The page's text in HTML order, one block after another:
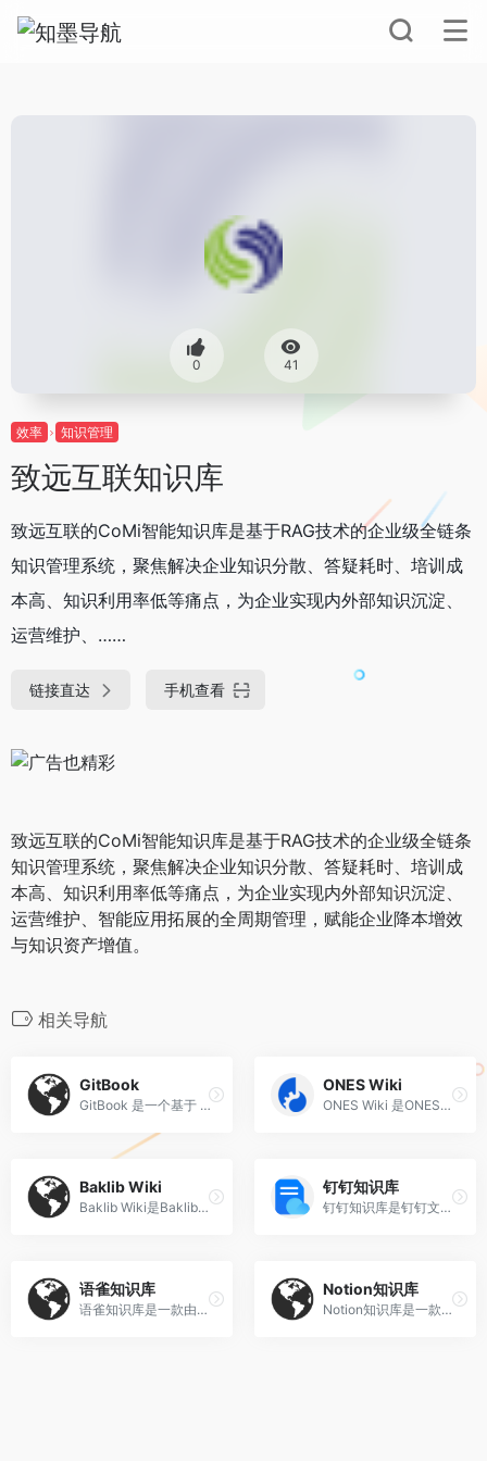
0 41
效率 知识管理
致远互联知识库
致远互联的CoMi智能知识库是‌基于RAG技术的企业级全链条
知识管理系统‌，聚焦解决企业知识分散、答疑耗时、培训成
本高、知识利用率低等痛点，为企业实现内外部知识沉淀、
运营维护、……
链接直达 手机查看
致远互联的CoMi智能知识库是‌基于RAG技术的企业级全链条
知识管理系统‌，聚焦解决企业知识分散、答疑耗时、培训成
本高、知识利用率低等痛点，为企业实现内外部知识沉淀、
运营维护、智能应用拓展的全周期管理，赋能企业降本增效
与知识资产增值‌。
相关导航
GitBook
GitBook 是一个基于 Git 和 Markdown 的文档创作与知识管理工具，广泛用于技术文档、电子书、API 手册和个人知识库的编写与发布。它支持多人协作、版本控制，并可将内容输出为 HTML、PDF、ePub 等多种格式，适合开发者和技术团队高效构建结构化文档。
ONES Wiki
ONES Wiki 是ONES企业级研发管理平台中的‌企业级知识库管理与文档协同模块‌，由深圳复临科技有限公司开发，专为研发团队打造，也可支持各类型企业场景使用。
Baklib Wiki
Baklib Wiki是‌Baklib平台推出的企业级Wiki知识库解决方案‌，核心是帮助企业/团队搭建统一的内部维基知识库，实现知识沉淀、共享与高效协作，是新一代AI+内容驱动的数字内容体验产品。
钉钉知识库
钉钉知识库是钉钉文档内置的专业高效‌企业知识管理平台‌，主要用于搭建企业知识管理库，支撑企业内部文档协同与团队经验沉淀复用，目前已经发展出包括团队知识门户、企业百科在内的多种知识管理解决方案‌。
语雀知识库
语雀知识库‌是一款由蚂蚁集团孵化的‌专业云端知识管理工具‌，以“结构化知识库”为核心设计理念，帮助个人与团队高效沉淀、组织和共享知识，尤其适合技术文档、项目复盘、培训资料等系统性内容的管理 。
Notion知识库
Notion知识库‌是一款集笔记、数据库、任务管理与协作于一体的‌高度可定制化知识管理系统‌，被全球众多个人与团队用作“第二大脑”。